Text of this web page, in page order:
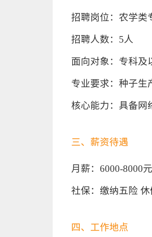
招聘岗位：农学类
招聘人数：5人
面向对象：专科及
专业要求：种子生
核心能力：具备网
三、薪资待遇
月薪：6000-8000
社保：缴纳五险
四、工作地点